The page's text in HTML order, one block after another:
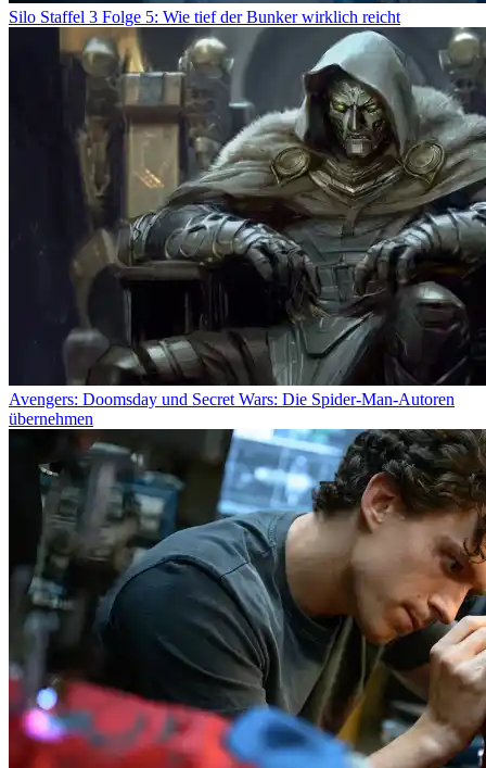
Silo Staffel 3 Folge 5: Wie tief der Bunker wirklich reicht
Avengers: Doomsday und Secret Wars: Die Spider-Man-Autoren
übernehmen